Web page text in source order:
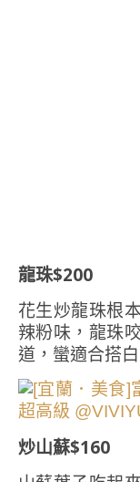
龍珠$200
花生炒龍珠根
辣粉味，龍珠
道，蠻適合搭
炒山蘇$160